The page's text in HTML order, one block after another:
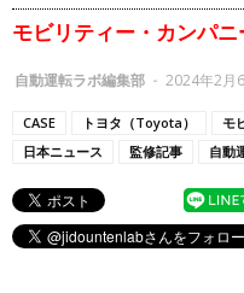
モビリティー・カンパ
自動運転ラボ編集部 - 2024年2月
CASE トヨタ（Toyota） モ
日本ニュース
監修記事 自動